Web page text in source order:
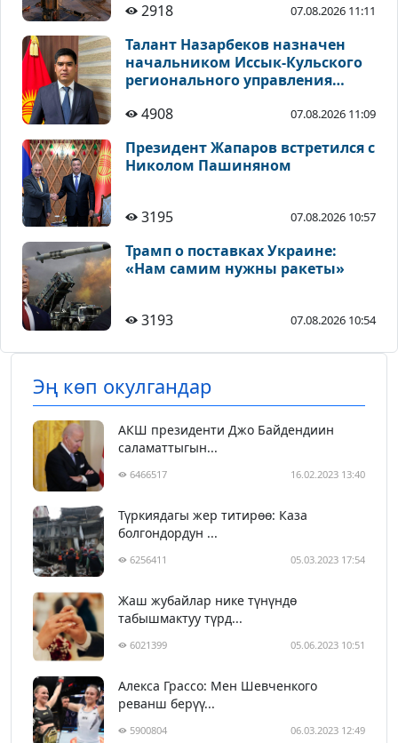
2918 07.08.2026 11:11
Талант Назарбеков назначен
начальником Иссык-Кульского
регионального управления
архитектуры
4908 07.08.2026 11:09
Президент Жапаров встретился с
Николом Пашиняном
3195 07.08.2026 10:57
Трамп о поставках Украине:
«Нам самим нужны ракеты»
3193 07.08.2026 10:54
Эң көп окулгандар
АКШ президенти Джо Байдендиин
саламаттыгын...
6466517 16.02.2023 13:40
Түркиядагы жер титирөө: Каза
болгондордун ...
6256411 05.03.2023 17:54
Жаш жубайлар нике түнүндө
табышмактуу түрд...
6021399 05.06.2023 10:51
Алекса Грассо: Мен Шевченкого
реванш берүү...
5900804 06.03.2023 12:49